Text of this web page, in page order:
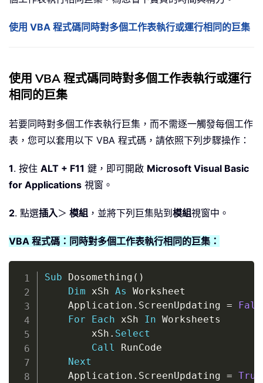
使用 VBA 程式碼同時對多個工作表執行或運行相同的巨集
使用 VBA 程式碼同時對多個工作表執行或運行
相同的巨集
若要同時對多個工作表執行巨集，而不需逐一觸發每個工作
表，您可以套用以下 VBA 程式碼，請依照下列步驟操作：
1. 按住 ALT + F11 鍵，即可開啟 Microsoft Visual Basic
for Applications 視窗。
2. 點選插入＞ 模組 ，並將下列巨集貼到 模組視窗中。
VBA 程式碼：同時對多個工作表執行相同的巨集：
Sub Dosomething ( )
Dim xSh As Worksheet
    Application
. ScreenUpdating =
For
Each xSh In Worksheets
        xSh
. Select
Call RunCode
Next
    Application
. ScreenUpdating = True